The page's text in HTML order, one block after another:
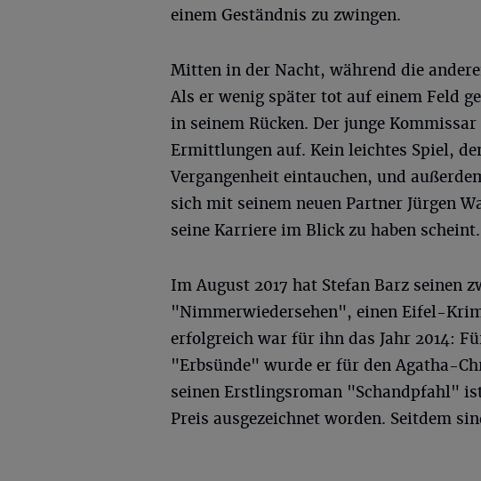
einem Geständnis zu zwingen.
Mitten in der Nacht, während die
Als er wenig später tot auf einem Feld
in seinem Rücken. Der junge
Ermittlungen auf. Kein leichtes Spiel,
Vergangenheit eintauchen, und
sich mit seinem neuen Partner Jürgen
seine Karriere im Blick zu haben scheint.
Im August 2017 hat Stefan Barz seinen
"Nimmerwiedersehen", einen Eifel-
erfolgreich war für ihn das Jahr 2014:
"Erbsünde" wurde er für den Agatha-
seinen Erstlingsroman "Schandpfahl"
Preis ausgezeichnet worden. Seitdem